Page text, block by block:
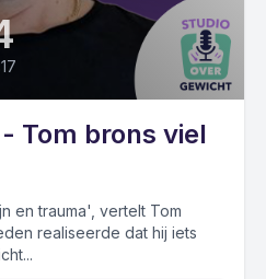
Tom brons viel
en trauma', vertelt Tom
realiseerde dat hij iets